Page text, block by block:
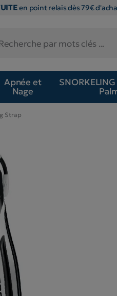
en point relais dès 79€
Apnée et
Nage
Strap